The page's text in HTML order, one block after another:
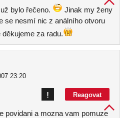
bylo řečeno.
Jinak my ženy
se nesmí nic z análního otvoru
děkujeme za radu.
23:20
Reagovat
!
povidani a mozna vam pomuze